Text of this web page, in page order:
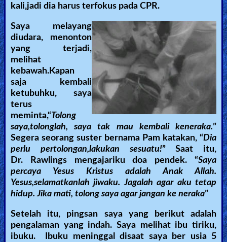
kali,jadi dia harus terfokus pada CPR.
Saya melayang
diudara, menonton
yang terjadi,
melihat
kebawah.Kapan
saja kembali
ketubuhku, saya
terus
meminta,“Tolong
saya,tolonglah, saya tak mau kembali keneraka.”
Segera seorang suster bernama Pam katakan, “Dia
perlu pertolongan,lakukan sesuatu!” Saat itu,
Dr. Rawlings mengajariku doa pendek. “Saya
percaya Yesus Kristus adalah Anak Allah.
Yesus,selamatkanlah jiwaku. Jagalah agar aku tetap
hidup. Jika mati, tolong saya agar jangan ke neraka”
Setelah itu, pingsan saya yang berikut adalah
pengalaman yang indah. Saya melihat ibu tiriku,
ibuku. Ibuku meninggal disaat saya ber usia 5